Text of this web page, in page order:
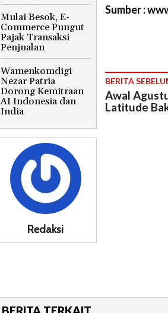
Mulai Besok, E-
Commerce Pungut
Pajak Transaksi
Penjualan
Wamenkomdigi
Nezar Patria
Dorong Kemitraan
AI Indonesia dan
India
Redaksi
Sumber :
BERITA
Awal
Latitude